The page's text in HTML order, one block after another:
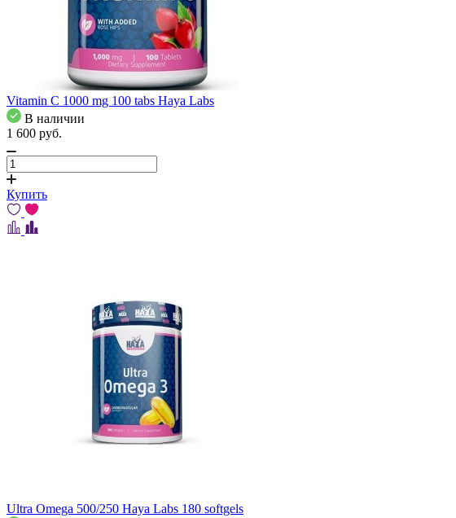
Vitamin C 1000 mg 100 tabs Haya Labs
В наличии
1 600 pуб.
Купить
Ultra Omega 500/250 Haya Labs 180 softgels